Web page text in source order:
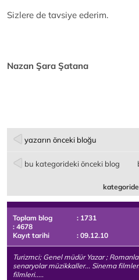
Sizlere de tavsiye ederim.
Nazan Şara Şatana
yazarın önceki bloğu
bu kategorideki önceki blog
Toplam blog
: 1731
: 4678
Kayıt tarihi
: 09.12.10
Turizmci; Genel müdür Yazar ;
senaryolar müzikkaller... Sinema
filmleri.....